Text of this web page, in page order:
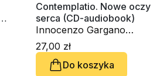
Contemplatio. Nowe oczy
serca (CD-audiobook)
Innocenzo Gargano
OSBCam., ks. Krzysztof
Wons SDS
27,00 zł
Do koszyka